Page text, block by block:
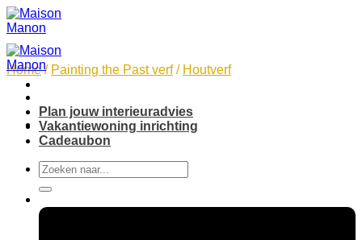
Skip
to
content
Plan jouw interieuradvies
Vakantiewoning inrichting
Cadeaubon
Search
for:
Home / Painting the Past verf / Houtverf